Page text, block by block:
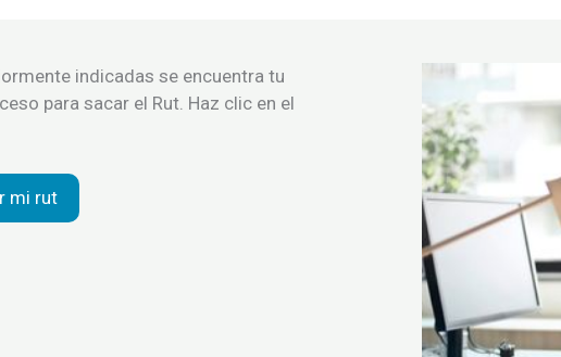
indicadas se encuentra tu
para sacar el Rut. Haz clic en el
mi rut